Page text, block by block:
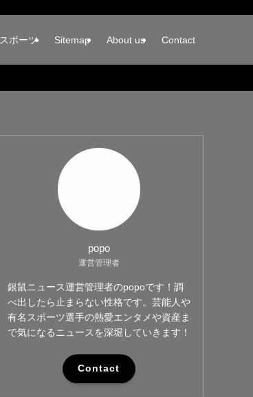
スポーツ Sitemap About us Contact
popo
運営管理者
銀鼠ニュース運営管理者のpopoです！調
べ出したら止まらない性格です。芸能人や
有名スポーツ選手の熱愛エンタメや資産ま
で気になるニュースを深堀していきます！
Contact